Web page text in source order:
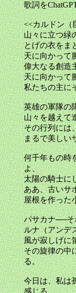
歌詞を
<<カルドン（
山々に立つ緑
とげの衣をま
天に向かって
偉大なる創造
天に向かって
私たちの主に
英雄の軍隊の
山々を越えて
その行列には
まるで美しい
何千年もの時
よ、
太陽の騎士に
ああ、古いサ
屋根を作った
パサカナ──そ
ルナ（アンデ
風が寂しげに
その旋律の中
る。
今日は、私は
感じる。